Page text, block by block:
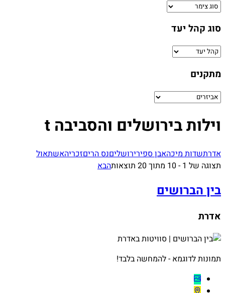
סוג קהל יעד
מתקנים
וילות בירושלים והסביבה t
אדרתשדות מיכהאבן ספירירושליםנס הריםזכריהאשתאול
תצוגה של 1 - 10 מתוך 20 תוצאות
הבא
בין הברושים
אדרת
תמונות לדוגמא - להמחשה בלבד!